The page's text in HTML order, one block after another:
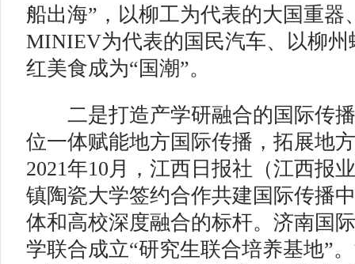
船出海”，以柳工为代表的大国重器
MINIEV为代表的国民汽车、以柳
红美食成为“国潮”。
二是打造产学研融合的国际传播
位一体赋能地方国际传播，拓展地
2021年10月，江西日报社（江西报
镇陶瓷大学签约合作共建国际传播
体和高校深度融合的标杆。济南国
学联合成立“研究生联合培养基地”